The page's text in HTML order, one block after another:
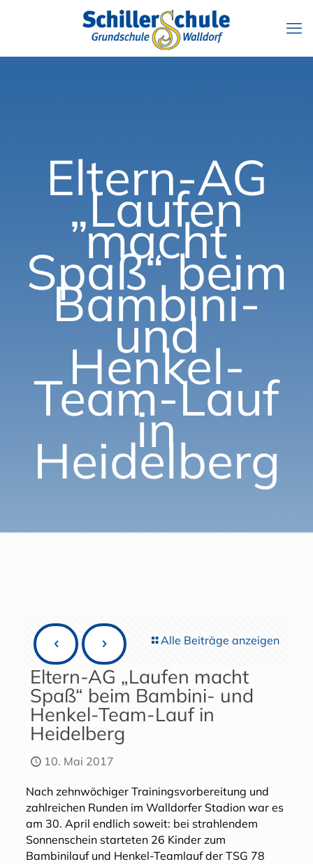
Eltern-AG
„Laufen
macht
Spaß“ beim
Bambini-
und
Henkel-
Team-Lauf
in
Heidelberg
Alle Beiträge anzeigen
Eltern-AG „Laufen macht
Spaß“ beim Bambini- und
Henkel-Team-Lauf in
Heidelberg
10. Mai 2017
Nach zehnwöchiger Trainingsvorbereitung und
zahlreichen Runden im Walldorfer Stadion war es
am 30. April endlich soweit: bei strahlendem
Sonnenschein starteten 26 Kinder zum
Bambinilauf und Henkel-Teamlauf der TSG 78